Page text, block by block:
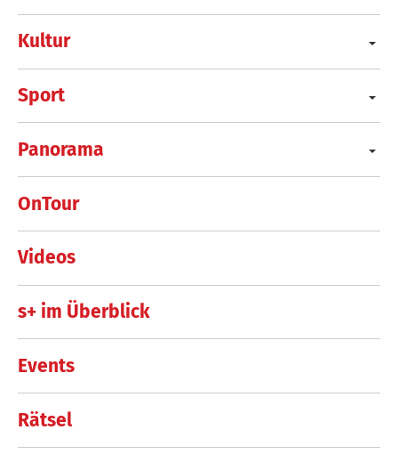
Kultur
Sport
Panorama
OnTour
Videos
s+ im Überblick
Events
Rätsel